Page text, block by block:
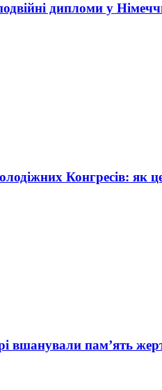
дипломи у
Конгресів:
пам’ять